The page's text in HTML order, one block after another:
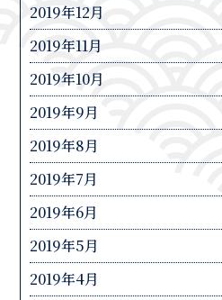
2019年12月
2019年11月
2019年10月
2019年9月
2019年8月
2019年7月
2019年6月
2019年5月
2019年4月